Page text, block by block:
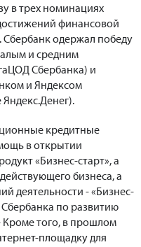
в трех номинациях
финансовой
Сбербанк одержал победу
и средним
Сбербанка) и
и Яндексом
кредитные
в открытии
«Бизнес-старт», а
бизнеса, а
деятельности - «Бизнес-
Сбербанка по развитию
Кроме того, в прошлом
площадку для